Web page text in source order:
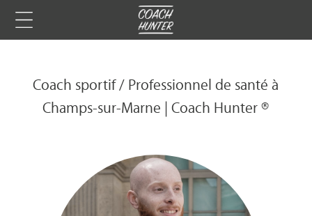
Coach sportif / Professionnel de santé à
Champs-sur-Marne | Coach Hunter ®